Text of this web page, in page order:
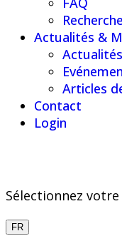
Actualités &
Actualités
Articles
Contact
Login
Sélectionnez
FR